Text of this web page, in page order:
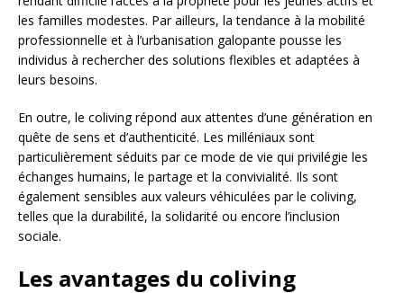
les familles modestes. Par ailleurs, la tendance à la mobilité
professionnelle et à l’urbanisation galopante pousse les
individus à rechercher des solutions flexibles et adaptées à
leurs besoins.
En outre, le coliving répond aux attentes d’une génération en
quête de sens et d’authenticité. Les milléniaux sont
particulièrement séduits par ce mode de vie qui privilégie les
échanges humains, le partage et la convivialité. Ils sont
également sensibles aux valeurs véhiculées par le coliving,
telles que la durabilité, la solidarité ou encore l’inclusion
sociale.
Les avantages du coliving